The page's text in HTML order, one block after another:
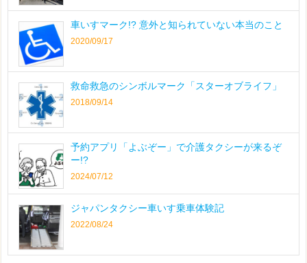
車いすマーク!? 意外と知られていない本当のこと
2020/09/17
救命救急のシンボルマーク「スターオブライフ」
2018/09/14
予約アプリ「よぶぞー」で介護タクシーが来るぞ
ー!?
2024/07/12
ジャパンタクシー車いす乗車体験記
2022/08/24